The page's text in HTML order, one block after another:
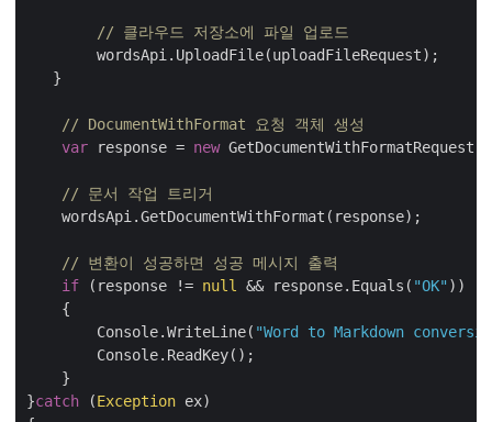
// 클라우드 저장소에 파일 업로드
        wordsApi.UploadFile(uploadFileRequest);
   }
// DocumentWithFormat 요청 객체 생성
var response = new
// 문서 작업 트리거
    wordsApi.GetDocumentWithFormat(response);
// 변환이 성공하면 성공 메시지 출력
if (response != null && response.Equals( "OK" ))
    {
        Console.WriteLine(
"Word to Markdown
        Console.ReadKey();
    }
}catch (Exception ex)